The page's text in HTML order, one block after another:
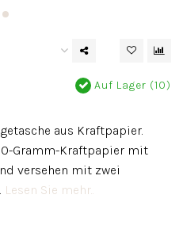
Auf Lager (10)
aus Kraftpapier.
Gramm-Kraftpapier mit
versehen mit zwei
Lesen Sie mehr..